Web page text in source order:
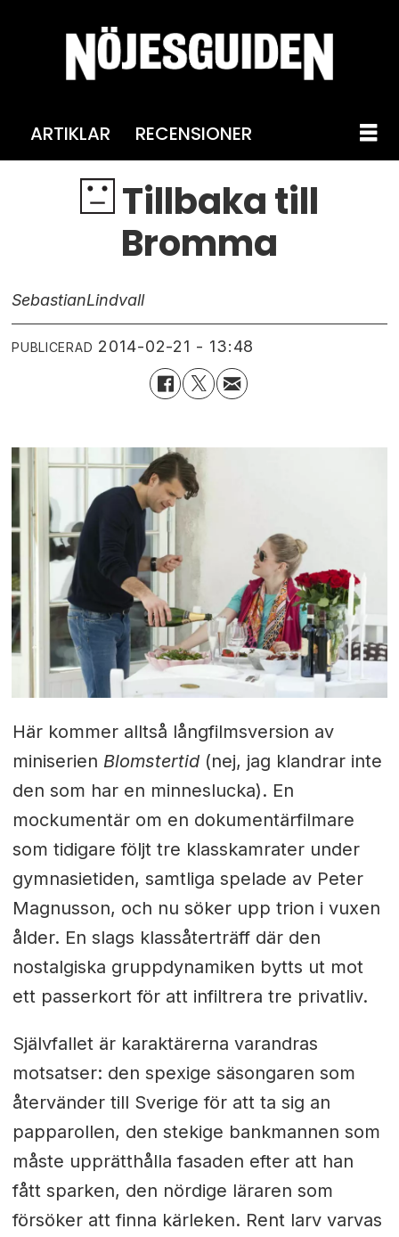
ARTIKLAR RECENSIONER
Tillbaka till
Bromma
SebastianLindvall
PUBLICERAD 2014-02-21 - 13:48
Här kommer alltså långfilmsversion av
miniserien Blomstertid(nej, jag klandrar inte
den som har en minneslucka). En
mockumentär om en dokumentärfilmare
som tidigare följt tre klasskamrater under
gymnasietiden, samtliga spelade av Peter
Magnusson, och nu söker upp trion i vuxen
ålder. En slags klassåterträff där den
nostalgiska gruppdynamiken bytts ut mot
ett passerkort för att infiltrera tre privatliv.
Självfallet är karaktärerna varandras
motsatser: den spexige säsongaren som
återvänder till Sverige för att ta sig an
papparollen, den stekige bankmannen som
måste upprätthålla fasaden efter att han
fått sparken, den nördige läraren som
försöker att finna kärleken. Rent larv varvas